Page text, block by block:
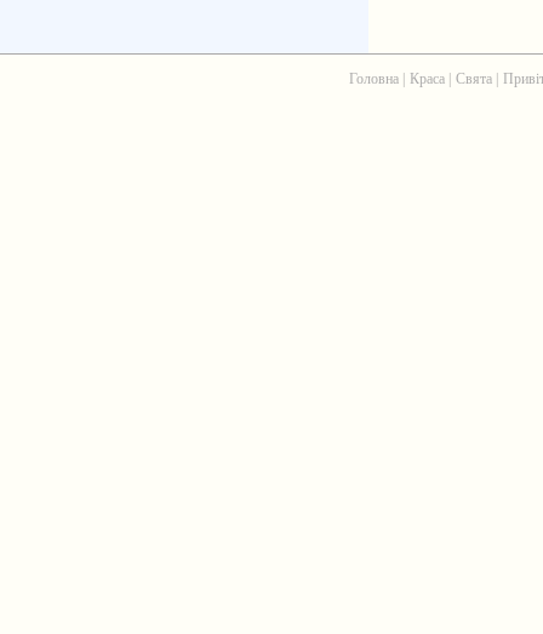
Головна| Краса| Свята|